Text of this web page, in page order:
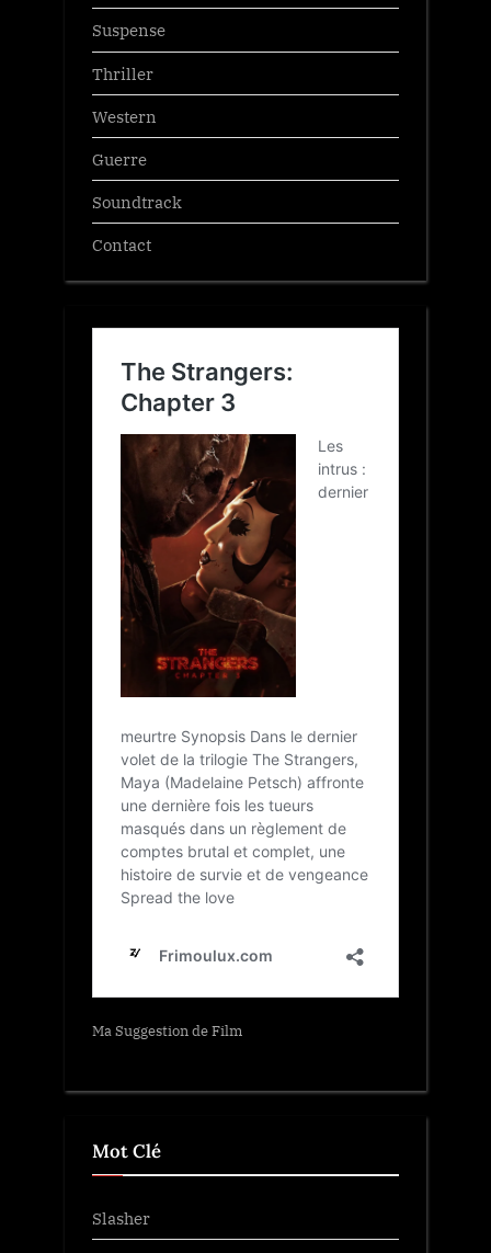
Suspense
Thriller
Western
Guerre
Soundtrack
Contact
Ma Suggestion de Film
Mot Clé
Slasher